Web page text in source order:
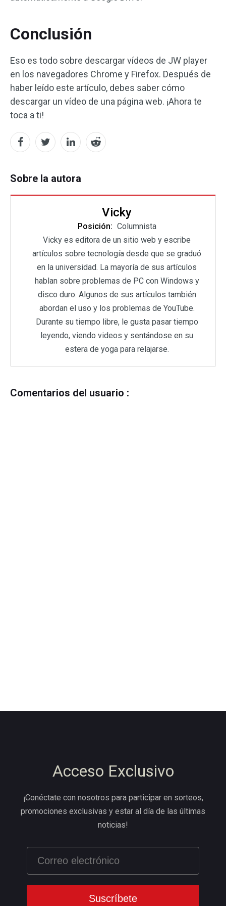
Conclusión
Eso es todo sobre descargar vídeos de JW player
en los navegadores Chrome y Firefox. Después de
haber leído este artículo, debes saber cómo
descargar un vídeo de una página web. ¡Ahora te
toca a ti!
Sobre la autora
Vicky
Posición: Columnista
Vicky es editora de un sitio web y escribe
artículos sobre tecnología desde que se graduó
en la universidad. La mayoría de sus artículos
hablan sobre problemas de PC con Windows y
disco duro. Algunos de sus artículos también
abordan el uso y los problemas de YouTube.
Durante su tiempo libre, le gusta pasar tiempo
leyendo, viendo videos y sentándose en su
estera de yoga para relajarse.
Comentarios del usuario :
Acceso Exclusivo
¡Conéctate con nosotros para participar en sorteos,
promociones exclusivas y estar al día de las últimas
noticias!